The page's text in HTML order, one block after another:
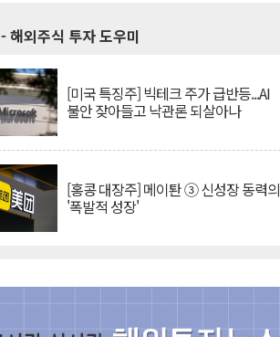
- 해외주식 투자 도우미
[미국 특징주] 빅테크 주가 급반등...AI
불안 잦아들고 낙관론 되살아나
[홍콩 대장주] 메이퇀 ③ 신성장 동력의
'폭발적 성장'